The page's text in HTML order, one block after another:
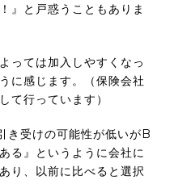
』と戸惑うこともありま
っては加入しやすくなっ
に感じます。（保険会社
て行っています）
き受けの可能性が低いがB
る』というように会社に
り、以前に比べると選択